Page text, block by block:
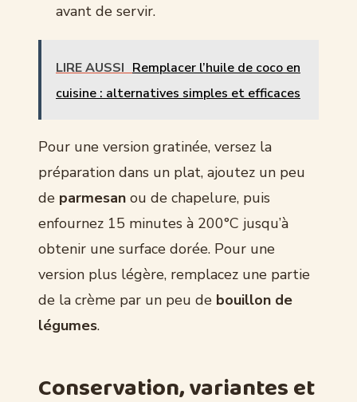
avant de servir.
LIRE AUSSI Remplacer l’huile de coco en
cuisine : alternatives simples et efficaces
Pour une version gratinée, versez la
préparation dans un plat, ajoutez un peu
de parmesan ou de chapelure, puis
enfournez 15 minutes à 200°C jusqu’à
obtenir une surface dorée. Pour une
version plus légère, remplacez une partie
de la crème par un peu de bouillon de
légumes.
Conservation, variantes et